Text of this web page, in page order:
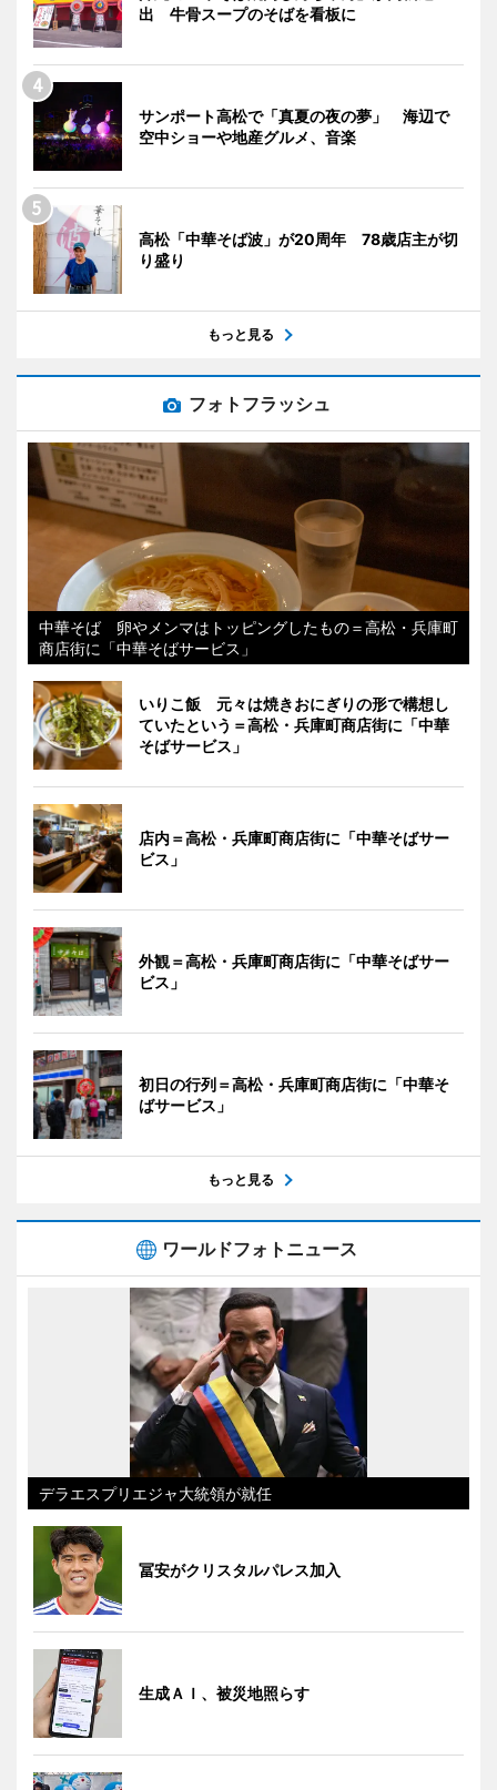
出 牛骨スープのそばを看板に
サンポート高松で「真夏の夜の夢」 海辺で
空中ショーや地産グルメ、音楽
高松「中華そば波」が20周年 78歳店主が切
り盛り
もっと見る
フォトフラッシュ
中華そば 卵やメンマはトッピングしたもの＝高松・兵庫町
商店街に「中華そばサービス」
いりこ飯 元々は焼きおにぎりの形で構想し
ていたという＝高松・兵庫町商店街に「中華
そばサービス」
店内＝高松・兵庫町商店街に「中華そばサー
ビス」
外観＝高松・兵庫町商店街に「中華そばサー
ビス」
初日の行列＝高松・兵庫町商店街に「中華そ
ばサービス」
もっと見る
ワールドフォトニュース
デラエスプリエジャ大統領が就任
冨安がクリスタルパレス加入
生成ＡＩ、被災地照らす